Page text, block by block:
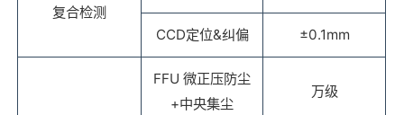
复合检测
CCD定位&纠偏 ±0.1mm
FFU 微正压防尘
+中央集尘
万级